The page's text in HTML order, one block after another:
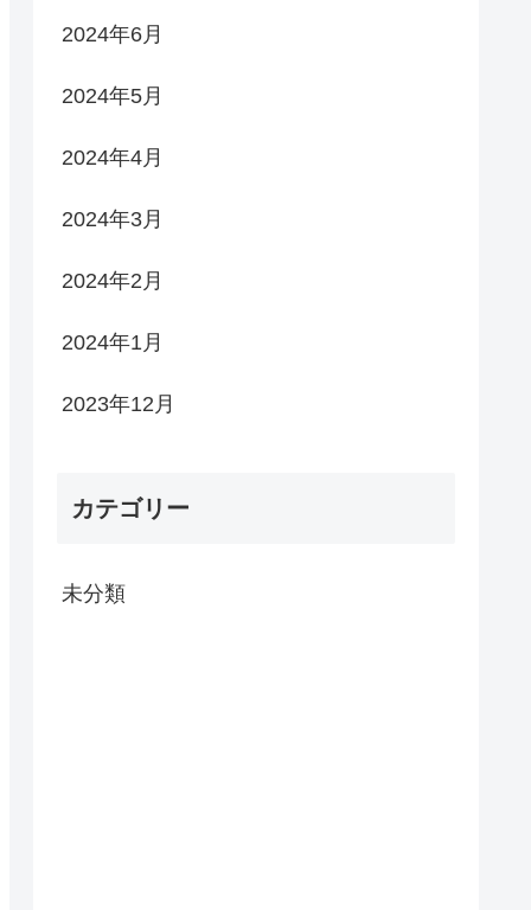
2024年6月
2024年5月
2024年4月
2024年3月
2024年2月
2024年1月
2023年12月
カテゴリー
未分類